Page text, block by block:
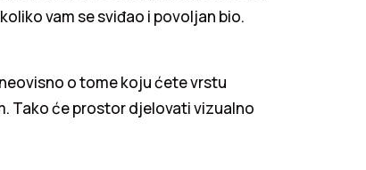
vam se sviđao i povoljan bio.
o tome koju ćete vrstu
Tako će prostor djelovati vizualno